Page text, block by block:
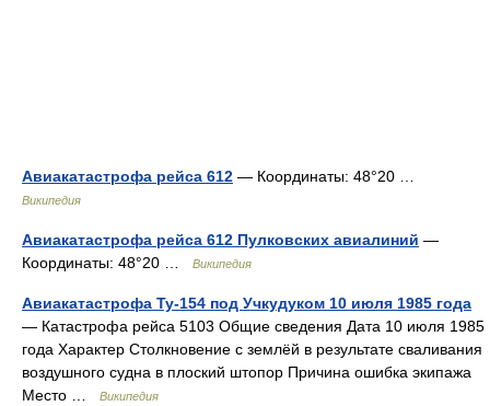
Авиакатастрофа рейса 612 — Координаты: 48°20 …
Википедия
Авиакатастрофа рейса 612 Пулковских авиалиний —
Координаты: 48°20 …
Википедия
Авиакатастрофа Ту-154 под Учкудуком 10 июля 1985 года
— Катастрофа рейса 5103 Общие сведения Дата 10 июля 1985
года Характер Столкновение с землёй в результате сваливания
воздушного судна в плоский штопор Причина ошибка экипажа
Место …
Википедия